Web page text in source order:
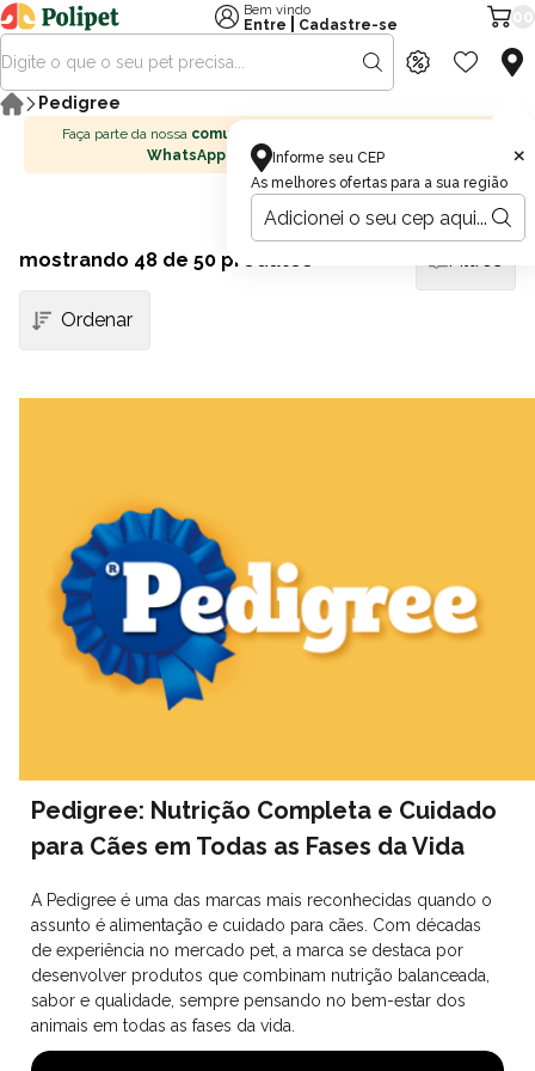
Informe seu CEP
As melhores ofertas para a sua região
×
Bem vindo
Entre
Cadastre-se
Pedigree
Faça parte da nossa comunidade no
WhatsApp
Pedigree: Nutrição Completa e Cuidado
para Cães em Todas as Fases da Vida
A Pedigree é uma das marcas mais reconhecidas quando o
assunto é alimentação e cuidado para cães. Com décadas
de experiência no mercado pet, a marca se destaca por
desenvolver produtos que combinam nutrição balanceada,
sabor e qualidade, sempre pensando no bem-estar dos
animais em todas as fases da vida.
mostrando 48 de 50 produtos Filtros